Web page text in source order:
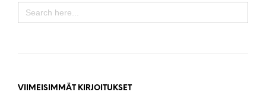
SEARCH
FOR:
VIIMEISIMMÄT KIRJOITUKSET